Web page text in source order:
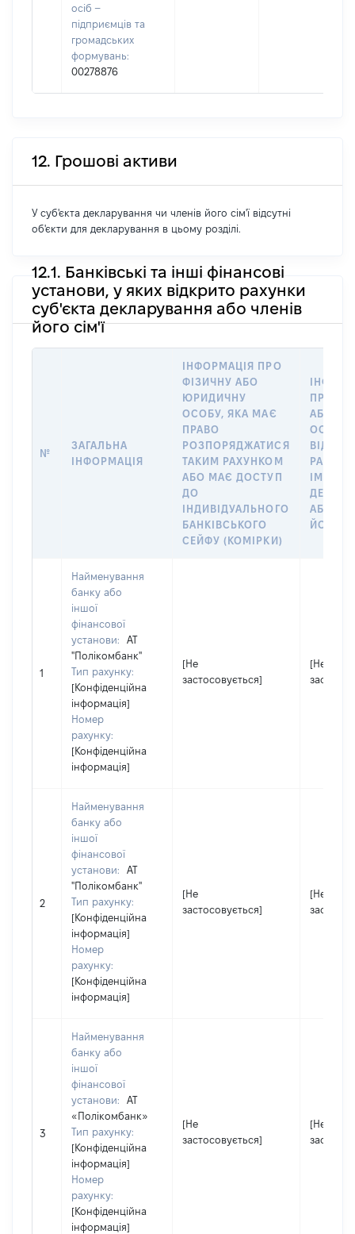
осіб –
підприємців та
громадських
формувань:
00278876
12. Грошові активи
У суб'єкта декларування чи членів його сім'ї відсутні
об'єкти для декларування в цьому розділі.
12.1. Банківські та інші фінансові
установи, у яких відкрито рахунки
суб'єкта декларування або членів
його сім'ї
№
ЗАГАЛЬНА
ІНФОРМАЦІЯ
ІНФОРМАЦІЯ ПРО
ФІЗИЧНУ АБО
ЮРИДИЧНУ
ОСОБУ, ЯКА МАЄ
ПРАВО
РОЗПОРЯДЖАТИСЯ
ТАКИМ РАХУНКОМ
АБО МАЄ ДОСТУП
ДО
ІНДИВІДУАЛЬНОГО
БАНКІВСЬКОГО
СЕЙФУ (КОМІРКИ)
ПРО
АБО
ОСОБУ,
ІМ’Я
АБО
ЙОГО
1
Найменування
банку або
іншої
фінансової
установи:
АТ
"Полікомбанк"
Тип рахунку:
[Конфіденційна
інформація]
Номер
рахунку:
[Конфіденційна
інформація]
[Не
застосовується]
[Не
2
Найменування
банку або
іншої
фінансової
установи:
АТ
"Полікомбанк"
Тип рахунку:
[Конфіденційна
інформація]
Номер
рахунку:
[Конфіденційна
інформація]
[Не
застосовується]
[Не
3
Найменування
банку або
іншої
фінансової
установи:
АТ
«Полікомбанк»
Тип рахунку:
[Конфіденційна
інформація]
Номер
рахунку:
[Конфіденційна
інформація]
[Не
застосовується]
[Не